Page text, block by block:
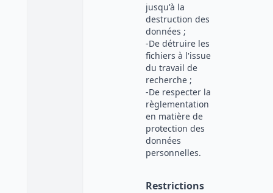
jusqu'à la
destruction des
données ;
-De détruire les
fichiers à l'issue
du travail de
recherche ;
-De respecter la
règlementation
en matière de
protection des
données
personnelles.
Restrictions